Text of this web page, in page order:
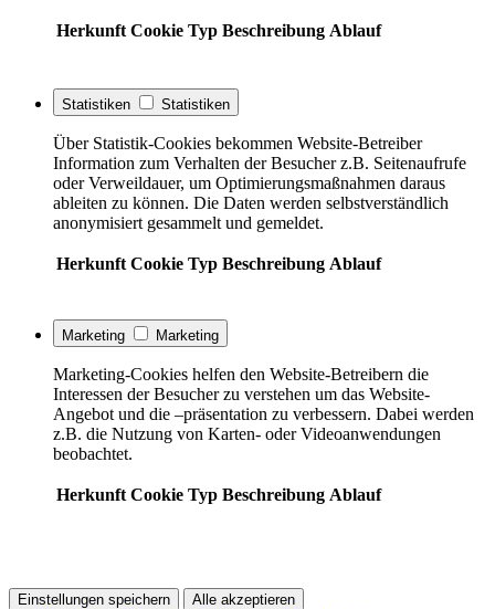
Herkunft Cookie Typ Beschreibung Ablauf
Statistiken Statistiken
Über Statistik-Cookies bekommen Website-Betreiber
Information zum Verhalten der Besucher z.B. Seitenaufrufe
oder Verweildauer, um Optimierungsmaßnahmen daraus
ableiten zu können. Die Daten werden selbstverständlich
anonymisiert gesammelt und gemeldet.
Herkunft Cookie Typ Beschreibung Ablauf
Marketing Marketing
Marketing-Cookies helfen den Website-Betreibern die
Interessen der Besucher zu verstehen um das Website-
Angebot und die –präsentation zu verbessern. Dabei werden
z.B. die Nutzung von Karten- oder Videoanwendungen
beobachtet.
Herkunft Cookie Typ Beschreibung Ablauf
Einstellungen speichern Alle akzeptieren